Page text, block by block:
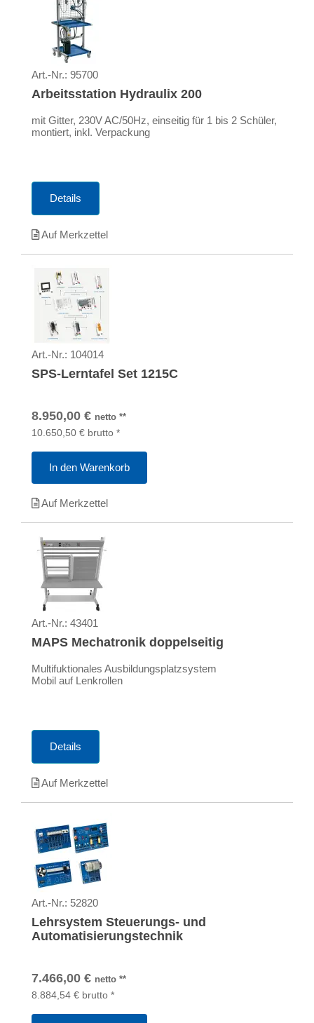
Art.-Nr.: 95700
Arbeitsstation Hydraulix 200
mit Gitter, 230V AC/50Hz, einseitig für 1 bis 2 Schüler,
montiert, inkl. Verpackung
Details
Auf Merkzettel
Art.-Nr.: 104014
SPS-Lerntafel Set 1215C
8.950,00 € netto **
10.650,50 € brutto *
In den Warenkorb
Auf Merkzettel
Art.-Nr.: 43401
MAPS Mechatronik doppelseitig
Multifuktionales Ausbildungsplatzsystem
Mobil auf Lenkrollen
Details
Auf Merkzettel
Art.-Nr.: 52820
Lehrsystem Steuerungs- und
Automatisierungstechnik
7.466,00 € netto **
8.884,54 € brutto *